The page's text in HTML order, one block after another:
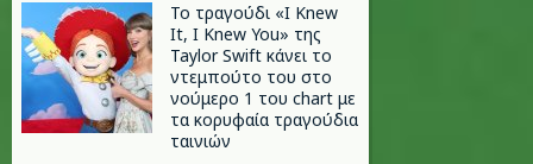
Το τραγούδι «I Knew
It, I Knew You» της
Taylor Swift κάνει το
ντεμπούτο του στο
νούμερο 1 του chart με
τα κορυφαία τραγούδια
ταινιών